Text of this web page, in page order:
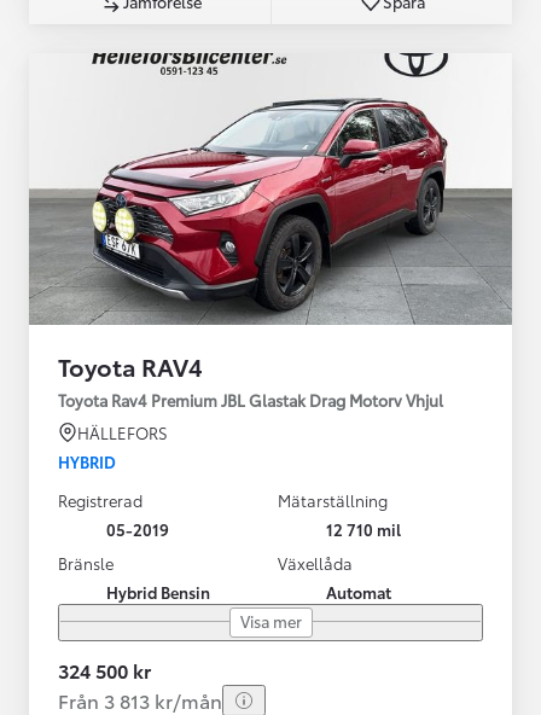
Toyota RAV4
Toyota Rav4 Premium JBL Glastak Drag Motorv Vhjul
HÄLLEFORS
HYBRID
Registrerad
05-2019
Mätarställning
12 710 mil
Bränsle
Hybrid Bensin
Växellåda
Automat
Visa mer
324 500 kr
Från 3 813 kr/mån